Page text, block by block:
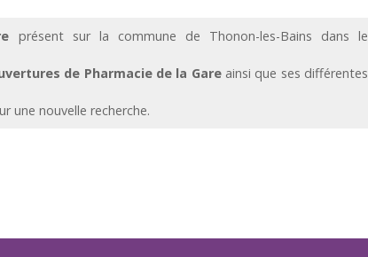
présent sur la commune de Thonon-les-Bains dans le
de Pharmacie de la Gareainsi que ses différentes
une nouvelle recherche.